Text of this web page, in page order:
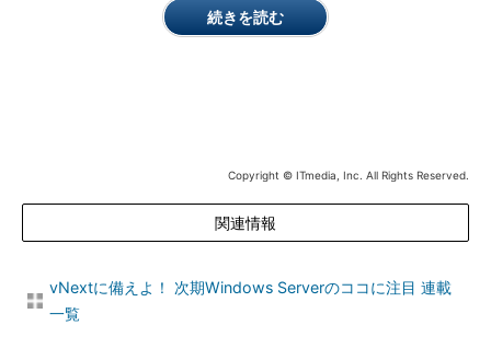
LIS 4.1がインストールされたCentOS 7.1仮想マシン
を削除して、元の割り当てサイズに戻したところです。
続きを読む
Copyright © ITmedia, Inc. All Rights Reserved.
関連情報
vNextに備えよ！ 次期Windows Serverのココに注目 連載
一覧